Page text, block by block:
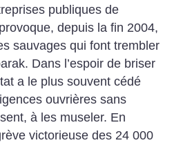
publiques de
depuis la fin 2004,
sauvages qui font trembler
Dans l’espoir de briser
a le plus souvent cédé
ouvrières sans
à les museler. En
victorieuse des 24 000